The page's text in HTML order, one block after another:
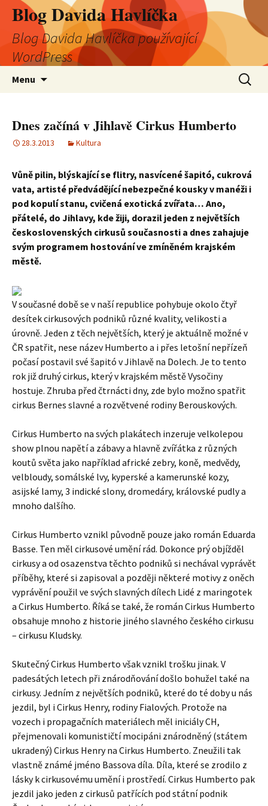
Blog Davida Havlíčka
Blog Davida Havlíčka používající
WordPress
Menu
Dnes začíná v Jihlavě Cirkus Humberto
28.3.2013 Kultura
Vůně pilin, blýskající se flitry, nasvícené šapitó, cukrová
vata, artisté předvádějící nebezpečné kousky v manéži i
pod kopulí stanu, cvičená exotická zvířata… Ano,
přátelé, do Jihlavy, kde žiji, dorazil jeden z největších
československých cirkusů současnosti a dnes zahajuje
svým programem hostování ve zmíněném krajském
městě.
V současné době se v naší republice pohybuje okolo čtyř
desítek cirkusových podniků různé kvality, velikosti a
úrovně. Jeden z těch největších, který je aktuálně možné v
ČR spatřit, nese název Humberto a i přes letošní nepřízeň
počasí postavil své šapitó v Jihlavě na Dolech. Je to tento
rok již druhý cirkus, který v krajském městě Vysočiny
hostuje. Zhruba před čtrnácti dny, zde bylo možno spatřit
cirkus Bernes slavné a rozvětvené rodiny Berouskových.
Cirkus Humberto na svých plakátech inzeruje velkolepou
show plnou napětí a zábavy a hlavně zvířátka z různých
koutů světa jako například africké zebry, koně, medvědy,
velbloudy, somálské lvy, kyperské a kamerunské kozy,
asijské lamy, 3 indické slony, dromedáry, královské pudly a
mnoho dalšího.
Cirkus Humberto vznikl původně pouze jako román Eduarda
Basse. Ten měl cirkusové umění rád. Dokonce prý objížděl
cirkusy a od osazenstva těchto podniků si nechával vyprávět
příběhy, které si zapisoval a později některé motivy z oněch
vyprávění použil ve svých slavných dílech Lidé z maringotek
a Cirkus Humberto. Říká se také, že román Cirkus Humberto
obsahuje mnoho z historie jiného slavného českého cirkusu
– cirkusu Kludsky.
Skutečný Cirkus Humberto však vznikl trošku jinak. V
padesátých letech při znárodňování došlo bohužel také na
cirkusy. Jedním z největších podniků, které do té doby u nás
jezdil, byl i Cirkus Henry, rodiny Fialových. Protože na
vozech i propagačních materiálech měl iniciály CH,
přejmenovali komunističtí mocipáni znárodněný (státem
ukradený) Cirkus Henry na Cirkus Humberto. Zneužili tak
vlastně známé jméno Bassova díla. Díla, které se zrodilo z
lásky k cirkusovému umění i prostředí. Cirkus Humberto pak
jezdil jako jeden z cirkusů patřících pod státní podnik